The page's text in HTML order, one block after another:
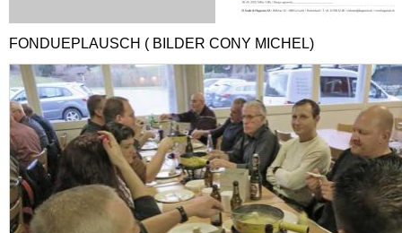
FONDUEPLAUSCH ( BILDER CONY MICHEL)